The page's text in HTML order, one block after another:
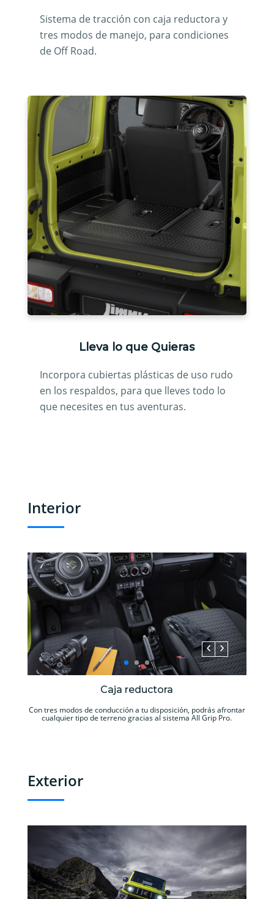
Sistema de tracción con caja reductora y
tres modos de manejo, para condiciones
de Off Road.
Lleva lo que Quieras
Incorpora cubiertas plásticas de uso rudo
en los respaldos, para que lleves todo lo
que necesites en tus aventuras.
Interior
Caja reductora
Con tres modos de conducción a tu disposición, podrás afrontar
cualquier tipo de terreno gracias al sistema All Grip Pro.
Exterior